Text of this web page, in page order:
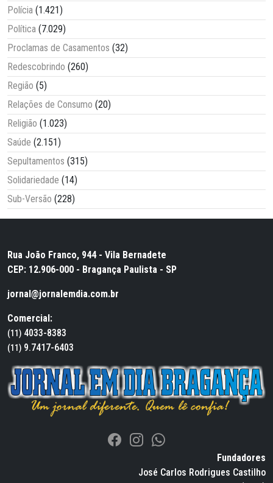
Polícia (1.421)
Política (7.029)
Proclamas de Casamentos (32)
Redescobrindo (260)
Região (5)
Relações de Consumo (20)
Religião (1.023)
Saúde (2.151)
Sepultamentos (315)
Solidariedade (14)
Sub-Versão (228)
Rua João Franco, 944 - Vila Bernadete
CEP: 12.906-000 - Bragança Paulista - SP
jornal@jornalemdia.com.br
Comercial:
(11) 4033-8383
(11) 9.7417-6403
Fundadores
José Carlos Rodrigues Castilho